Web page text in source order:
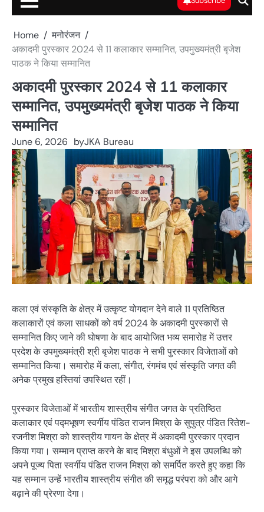
Home
मनोरंजन
अकादमी पुरस्कार 2024 से 11 कलाकार सम्मानित, उपमुख्यमंत्री बृजेश
पाठक ने किया सम्मानित
अकादमी पुरस्कार 2024 से 11 कलाकार
सम्मानित, उपमुख्यमंत्री बृजेश पाठक ने किया
सम्मानित
June 6, 2026 byJKA Bureau
कला एवं संस्कृति के क्षेत्र में उत्कृष्ट योगदान देने वाले 11 प्रतिष्ठित
कलाकारों एवं कला साधकों को वर्ष 2024 के अकादमी पुरस्कारों से
सम्मानित किए जाने की घोषणा के बाद आयोजित भव्य समारोह में उत्तर
प्रदेश के उपमुख्यमंत्री श्री बृजेश पाठक ने सभी पुरस्कार विजेताओं को
सम्मानित किया। समारोह में कला, संगीत, रंगमंच एवं संस्कृति जगत की
अनेक प्रमुख हस्तियां उपस्थित रहीं।
पुरस्कार विजेताओं में भारतीय शास्त्रीय संगीत जगत के प्रतिष्ठित
कलाकार एवं पद्मभूषण स्वर्गीय पंडित राजन मिश्रा के सुपुत्र पंडित रितेश-
रजनीश मिश्रा को शास्त्रीय गायन के क्षेत्र में अकादमी पुरस्कार प्रदान
किया गया। सम्मान प्राप्त करने के बाद मिश्रा बंधुओं ने इस उपलब्धि को
अपने पूज्य पिता स्वर्गीय पंडित राजन मिश्रा को समर्पित करते हुए कहा कि
यह सम्मान उन्हें भारतीय शास्त्रीय संगीत की समृद्ध परंपरा को और आगे
बढ़ाने की प्रेरणा देगा।